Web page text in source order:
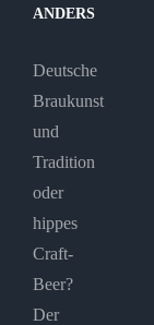
ANDERS
Deutsche
Braukunst
und
Tradition
oder
hippes
Craft-
Beer?
Der